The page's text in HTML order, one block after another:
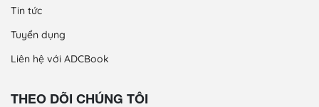
Tin tức
Tuyển dụng
Liên hệ với ADCBook
THEO DÕI CHÚNG TÔI